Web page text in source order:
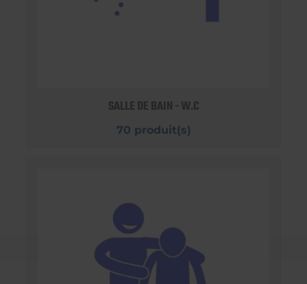
SALLE DE BAIN - W.C
70 produit(s)